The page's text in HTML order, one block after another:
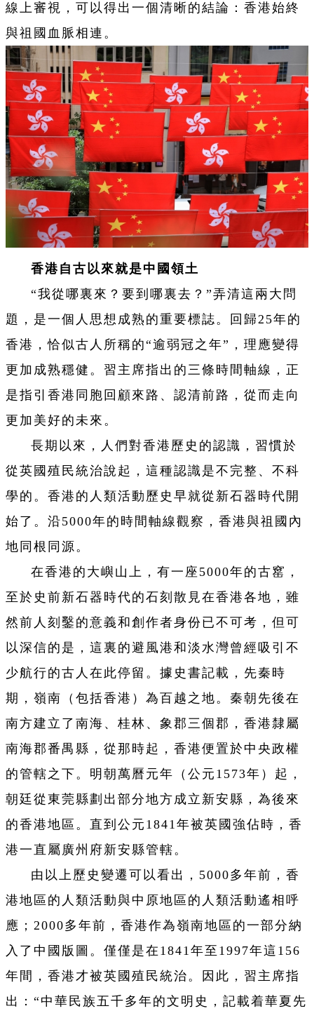
線上審視，可以得出一個清晰的結論：香港始終
與祖國血脈相連。
香港自古以來就是中國領土
“我從哪裏來？要到哪裏去？”弄清這兩大問
題，是一個人思想成熟的重要標誌。回歸25年的
香港，恰似古人所稱的“逾弱冠之年”，理應變得
更加成熟穩健。習主席指出的三條時間軸線，正
是指引香港同胞回顧來路、認清前路，從而走向
更加美好的未來。
長期以來，人們對香港歷史的認識，習慣於
從英國殖民統治說起，這種認識是不完整、不科
學的。香港的人類活動歷史早就從新石器時代開
始了。沿5000年的時間軸線觀察，香港與祖國內
地同根同源。
在香港的大嶼山上，有一座5000年的古窰，
至於史前新石器時代的石刻散見在香港各地，雖
然前人刻鑿的意義和創作者身份已不可考，但可
以深信的是，這裏的避風港和淡水灣曾經吸引不
少航行的古人在此停留。據史書記載，先秦時
期，嶺南（包括香港）為百越之地。秦朝先後在
南方建立了南海、桂林、象郡三個郡，香港隸屬
南海郡番禺縣，從那時起，香港便置於中央政權
的管轄之下。明朝萬曆元年（公元1573年）起，
朝廷從東莞縣劃出部分地方成立新安縣，為後來
的香港地區。直到公元1841年被英國強佔時，香
港一直屬廣州府新安縣管轄。
由以上歷史變遷可以看出，5000多年前，香
港地區的人類活動與中原地區的人類活動遙相呼
應；2000多年前，香港作為嶺南地區的一部分納
入了中國版圖。僅僅是在1841年至1997年這156
年間，香港才被英國殖民統治。因此，習主席指
出：“中華民族五千多年的文明史，記載着華夏先